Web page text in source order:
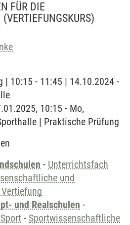
FÜR DIE
| 10:15 - 11:45 | 14.10.2024 -
10:15 - Mo,
| Praktische Prüfung
- Unterrichtsfach
und
und Realschulen -
- Sportwissenschaftliche